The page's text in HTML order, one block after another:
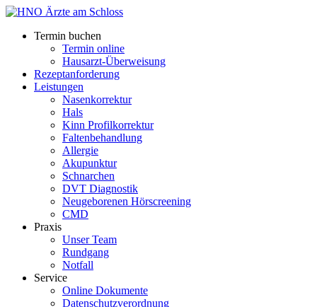
Termin buchen
Termin online
Hausarzt-Überweisung
Rezeptanforderung
Leistungen
Nasenkorrektur
Hals
Kinn Profilkorrektur
Faltenbehandlung
Allergie
Akupunktur
Schnarchen
DVT Diagnostik
Neugeborenen Hörscreening
CMD
Praxis
Unser Team
Rundgang
Notfall
Service
Online Dokumente
Datenschutzverordnung